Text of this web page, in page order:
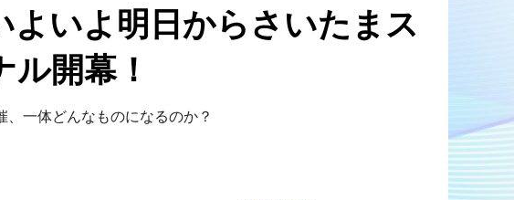
いよ明日からさいたまス
開幕！
一体どんなものになるのか？